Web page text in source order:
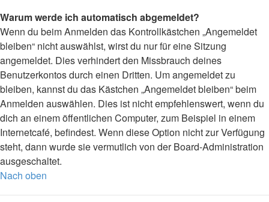
Warum werde ich automatisch abgemeldet?
Wenn du beim Anmelden das Kontrollkästchen „Angemeldet
bleiben“ nicht auswählst, wirst du nur für eine Sitzung
angemeldet. Dies verhindert den Missbrauch deines
Benutzerkontos durch einen Dritten. Um angemeldet zu
bleiben, kannst du das Kästchen „Angemeldet bleiben“ beim
Anmelden auswählen. Dies ist nicht empfehlenswert, wenn du
dich an einem öffentlichen Computer, zum Beispiel in einem
Internetcafé, befindest. Wenn diese Option nicht zur Verfügung
steht, dann wurde sie vermutlich von der Board-Administration
ausgeschaltet.
Nach oben